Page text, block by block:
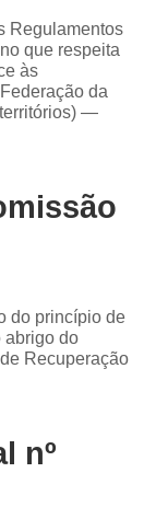
Regulamentos
que respeita
às
da
—
do princípio de
abrigo do
Recuperação
nº